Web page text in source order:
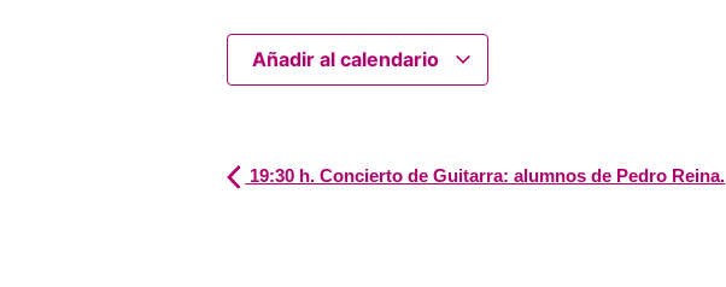
Añadir al calendario
19:30 h. Concierto de Guitarra: alumnos de Pedro Reina.